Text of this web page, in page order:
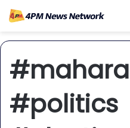
#politics